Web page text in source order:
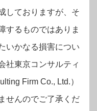
しておりますが、そ
するものではありま
いかなる損害につい
社東京コンサルティ
Firm Co., Ltd.）
せんのでご了承くだ